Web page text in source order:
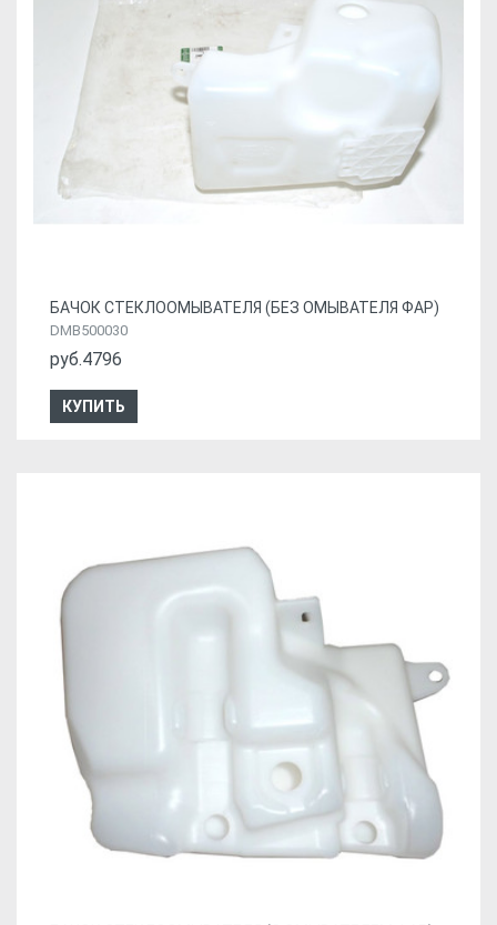
БАЧОК СТЕКЛООМЫВАТЕЛЯ (БЕЗ ОМЫВАТЕЛЯ ФАР)
DMB500030
руб.4796
КУПИТЬ